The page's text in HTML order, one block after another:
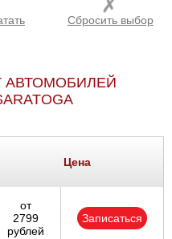
Сбросить выбор
Цена
от
2799
рублей
Записаться